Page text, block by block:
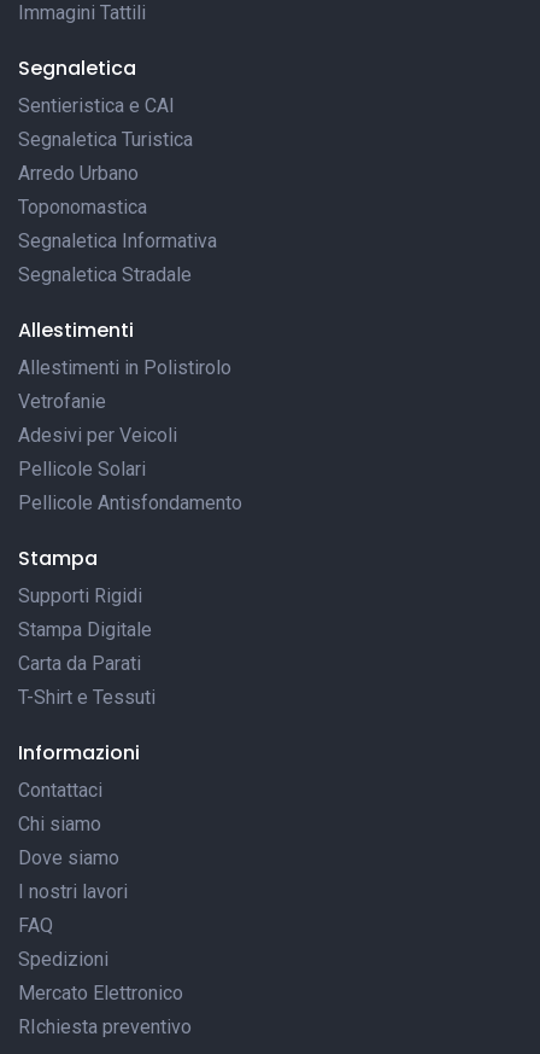
Immagini Tattili
Segnaletica
Sentieristica e CAI
Segnaletica Turistica
Arredo Urbano
Toponomastica
Segnaletica Informativa
Segnaletica Stradale
Allestimenti
Allestimenti in Polistirolo
Vetrofanie
Adesivi per Veicoli
Pellicole Solari
Pellicole Antisfondamento
Stampa
Supporti Rigidi
Stampa Digitale
Carta da Parati
T-Shirt e Tessuti
Informazioni
Contattaci
Chi siamo
Dove siamo
I nostri lavori
FAQ
Spedizioni
Mercato Elettronico
RIchiesta preventivo